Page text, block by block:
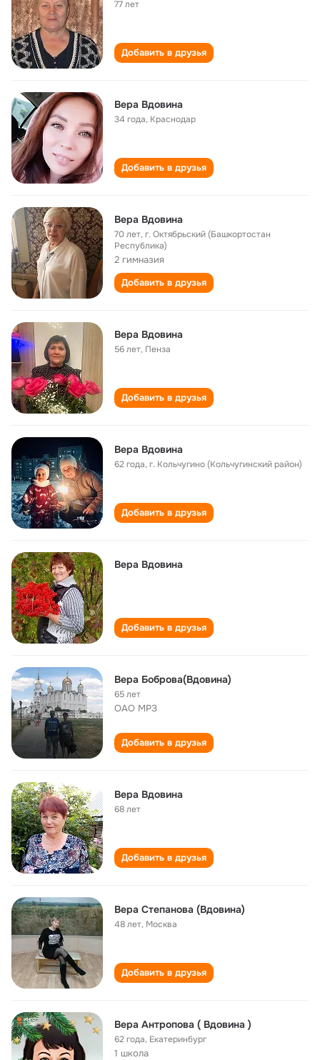
77 лет
Добавить в друзья
Вера Вдовина
34 года, Краснодар
Добавить в друзья
Вера Вдовина
70 лет,г. Октябрьский (Башкортостан
Республика)
2 гимназия
Добавить в друзья
Вера Вдовина
56 лет, Пенза
Добавить в друзья
Вера Вдовина
62 года,г. Кольчугино (Кольчугинский район)
Добавить в друзья
Вера Вдовина
Добавить в друзья
Вера Боброва(Вдовина)
65 лет
ОАО МРЗ
Добавить в друзья
Вера Вдовина
68 лет
Добавить в друзья
Вера Степанова (Вдовина)
48 лет, Москва
Добавить в друзья
Вера Антропова ( Вдовина )
62 года, Екатеринбург
1 школа